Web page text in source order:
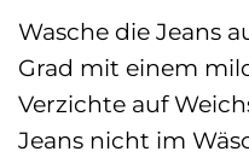
Wasche die Jeans
Grad mit einem
Verzichte auf
Jeans nicht im